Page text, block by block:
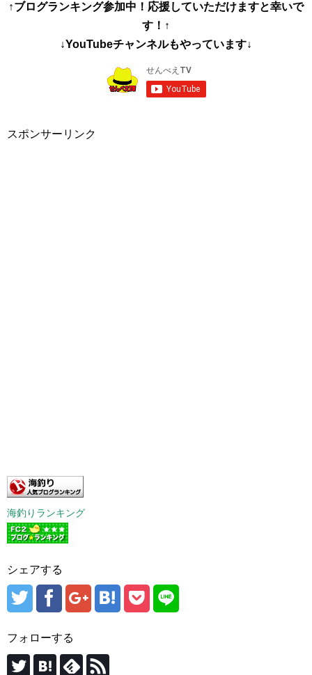
↑ブログランキング参加中！応援していただけますと幸いで
す！↑
↓YouTubeチャンネルもやっています↓
スポンサーリンク
海釣りランキング
シェアする
フォローする